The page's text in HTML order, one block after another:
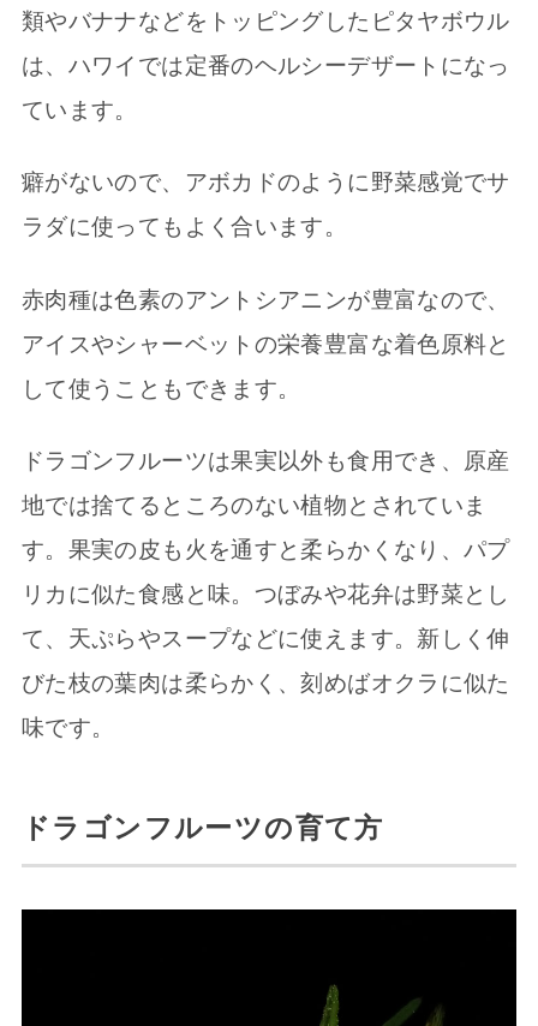
類やバナナなどをトッピングしたピタヤボウル
は、ハワイでは定番のヘルシーデザートになっ
ています。
癖がないので、アボカドのように野菜感覚でサ
ラダに使ってもよく合います。
赤肉種は色素のアントシアニンが豊富なので、
アイスやシャーベットの栄養豊富な着色原料と
して使うこともできます。
ドラゴンフルーツは果実以外も食用でき、原産
地では捨てるところのない植物とされていま
す。果実の皮も火を通すと柔らかくなり、パプ
リカに似た食感と味。つぼみや花弁は野菜とし
て、天ぷらやスープなどに使えます。新しく伸
びた枝の葉肉は柔らかく、刻めばオクラに似た
味です。
ドラゴンフルーツの育て方